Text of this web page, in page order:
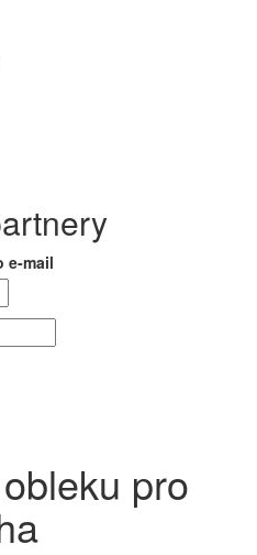
e-mail
pro